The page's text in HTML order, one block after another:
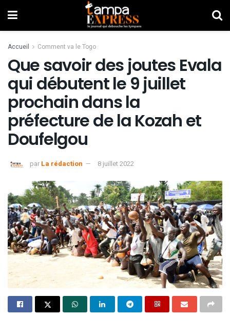
Accueil Comment va le Togo
Que savoir des joutes Evala
qui débutent le 9 juillet
prochain dans la
préfecture de la Kozah et
Doufelgou
par La rédaction 8 juillet 2022